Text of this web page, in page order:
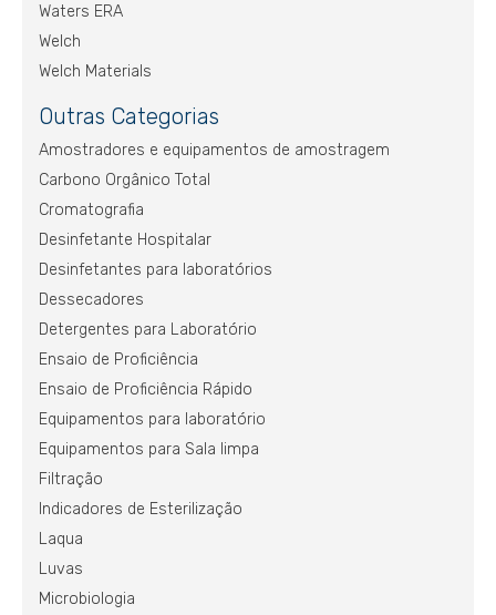
Waters ERA
Welch
Welch Materials
Outras Categorias
Amostradores e equipamentos de amostragem
Carbono Orgânico Total
Cromatografia
Desinfetante Hospitalar
Desinfetantes para laboratórios
Dessecadores
Detergentes para Laboratório
Ensaio de Proficiência
Ensaio de Proficiência Rápido
Equipamentos para laboratório
Equipamentos para Sala limpa
Filtração
Indicadores de Esterilização
Laqua
Luvas
Microbiologia